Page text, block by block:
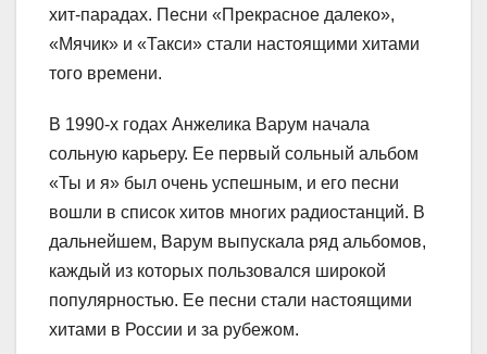
хит-парадах. Песни «Прекрасное далеко»,
«Мячик» и «Такси» стали настоящими хитами
того времени.
В 1990-х годах Анжелика Варум начала
сольную карьеру. Ее первый сольный альбом
«Ты и я» был очень успешным, и его песни
вошли в список хитов многих радиостанций. В
дальнейшем, Варум выпускала ряд альбомов,
каждый из которых пользовался широкой
популярностью. Ее песни стали настоящими
хитами в России и за рубежом.